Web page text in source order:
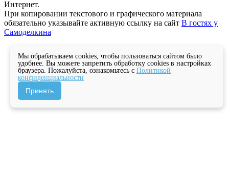
Интернет.
При копировании текстового и графического материала
обязательно указывайте активную ссылку на сайт В гостях у
Самоделкина
Мы обрабатываем cookies, чтобы пользоваться сайтом было
удобнее. Вы можете запретить обработку cookies в настройках
браузера. Пожалуйста, ознакомьтесь с Политикой
конфиденциальности
Принять